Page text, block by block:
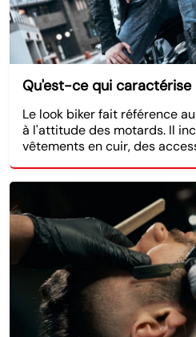
Qu'est-ce qui caractérise
Le look biker fait référence
à l'attitude des motards. Il
vêtements en cuir, des